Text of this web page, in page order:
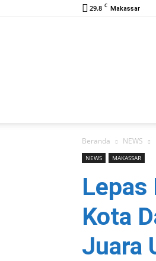
29.8 C Makassar
Beranda NEWS
NEWS MAKASSAR
Lepas
Kota
Juara